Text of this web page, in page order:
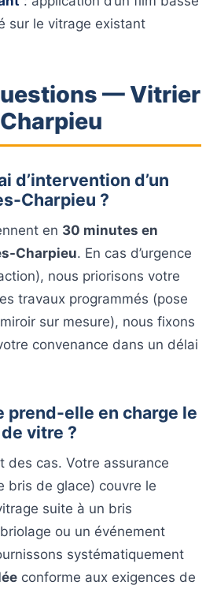
sur le vitrage existant
— Vitrier
d’intervention d’un
Charpieu ?
en 30 minutes en
Charpieu. En cas d’urgence
nous priorisons votre
travaux programmés (pose
sur mesure), nous fixons
convenance dans un délai
prend-elle en charge le
vitre ?
des cas. Votre assurance
bris de glace) couvre le
suite à un bris
ou un événement
systématiquement
conforme aux exigences de